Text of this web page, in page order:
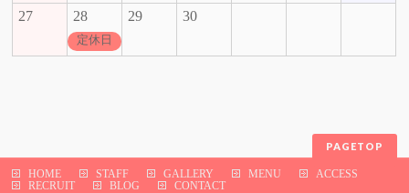
27 28
定休日
29 30
PAGETOP
HOME STAFF GALLERY MENU
ACCESS
RECRUIT
BLOG CONTACT